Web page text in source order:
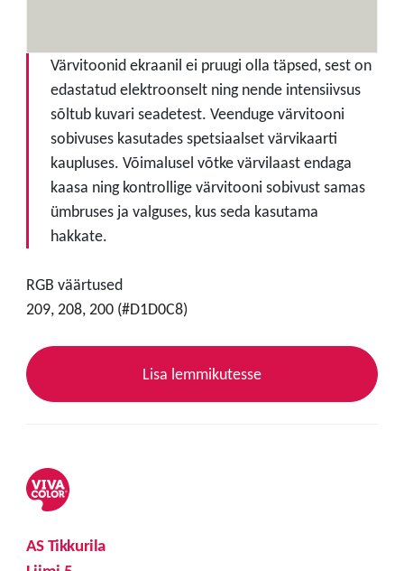
Värvitoonid ekraanil ei pruugi olla täpsed, sest on
edastatud elektroonselt ning nende intensiivsus
sõltub kuvari seadetest. Veenduge värvitooni
sobivuses kasutades spetsiaalset värvikaarti
kaupluses. Võimalusel võtke värvilaast endaga
kaasa ning kontrollige värvitooni sobivust samas
ümbruses ja valguses, kus seda kasutama
hakkate.
RGB väärtused
209, 208, 200 (#D1D0C8)
Lisa lemmikutesse
AS Tikkurila